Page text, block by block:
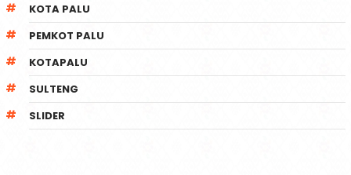
KOTA PALU
PEMKOT PALU
KOTAPALU
SULTENG
SLIDER